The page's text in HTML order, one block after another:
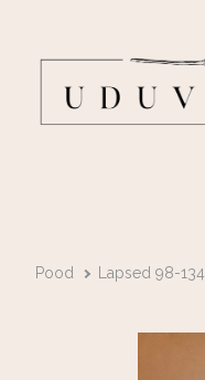
Pood Lapsed 98-134